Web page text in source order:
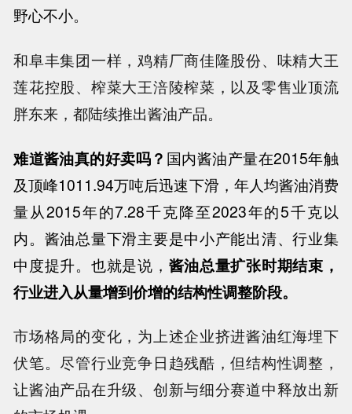
野心不小。
和阜丰集团一样，鸡精厂商佳隆股份、味精大王
莲花控股、榨菜大王涪陵榨菜，以及零售业顶流
胖东来，都陆续推出酱油产品。
难道酱油真的好卖吗？ 国内酱油产量在2015年触
及顶峰1011.94万吨后迅速下滑，年人均酱油消费
量从2015年的7.28千克降至2023年的5千克以
内。酱油总量下滑主要是中小产能出清、行业集
中度提升。也就是说， 酱油总量扩张时期结束，
行业进入从量增到价增的结构性调整阶段。
市场格局的变化，为上述企业挤进酱油红海埋下
伏笔。尽管行业竞争日趋残酷，但结构性调整，
让酱油产品在升级、创新与细分赛道中释放出新